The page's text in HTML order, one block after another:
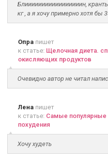
Блииииииииииииииииин,
кг , а я хочу примерно хотя бы
Опра пишет
к статье: Щелочная диета.
окисляющих продуктов
Очевидно автор не читал
Лена пишет
к статье: Самые популярные
похудения
Хочу худеть